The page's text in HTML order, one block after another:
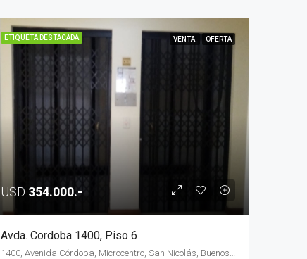
ETIQUETA DESTACADA VENTA OFERTA
USD 354.000.-
Avda. Cordoba 1400, Piso 6